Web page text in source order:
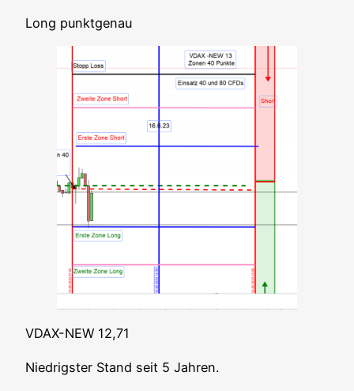
Long punkt­ge­nau
VDAX-NEW 12,71
Nied­rigs­ter Stand seit 5 Jahren.